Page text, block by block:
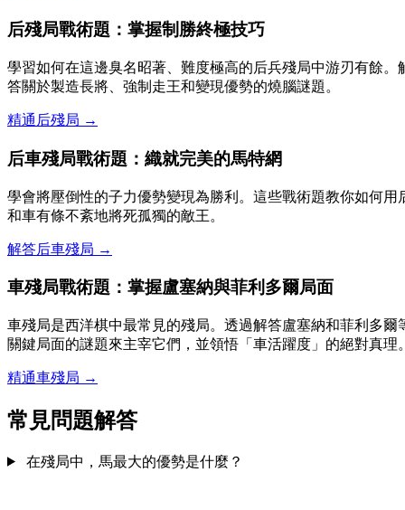
后殘局戰術題：掌握制勝終極技巧
學習如何在這邊臭名昭著、難度極高的后兵殘局中游刃有餘。
答關於製造長將、強制走王和變現優勢的燒腦謎題。
精通后殘局 →
后車殘局戰術題：織就完美的馬特網
學會將壓倒性的子力優勢變現為勝利。這些戰術題教你如何用
和車有條不紊地將死孤獨的敵王。
解答后車殘局 →
車殘局戰術題：掌握盧塞納與菲利多爾局面
車殘局是西洋棋中最常見的殘局。透過解答盧塞納和菲利多爾
關鍵局面的謎題來主宰它們，並領悟「車活躍度」的絕對真理
精通車殘局 →
常見問題解答
在殘局中，馬最大的優勢是什麼？